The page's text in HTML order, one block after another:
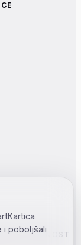
LOJALNOST
i poboljšali